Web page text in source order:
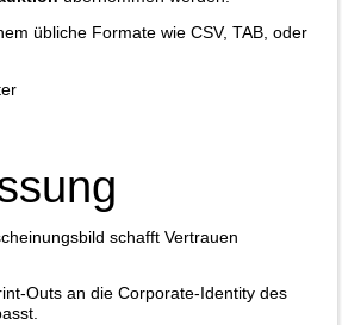
übliche Formate wie CSV, TAB, oder
schafft Vertrauen
Outs an die Corporate-Identity des